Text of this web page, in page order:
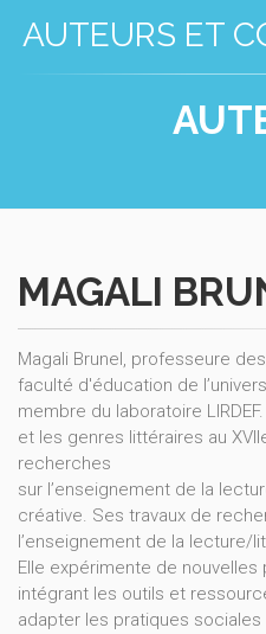
AUTEURS ET
MAGALI
Magali Brunel, professeure
faculté d'éducation de
membre du laboratoire
et les genres littéraires au
recherches
sur l’enseignement de la
créative. Ses travaux de
l’enseignement de la lecture/
Elle expérimente de nouvelles
intégrant les outils et
adapter les pratiques